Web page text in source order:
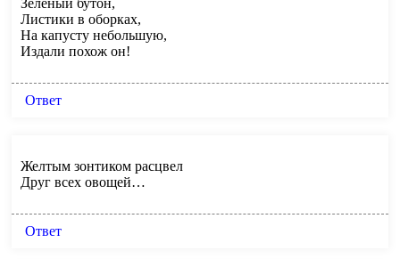
Листики в оборках,
На капусту небольшую,
Издали похож он!
Ответ
Желтым зонтиком расцвел
Друг всех овощей…
Ответ